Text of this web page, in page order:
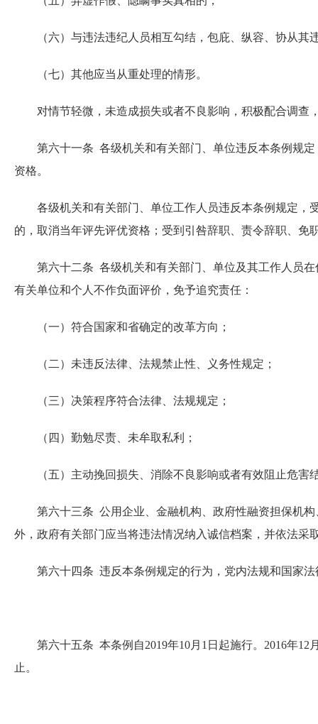
（六）与违法违纪人员相互勾结，包庇、纵容、协从其
（七）其他应当从重处理的情形。
对情节轻微，未造成损失或者不良影响，积极配合调查
第六十一条 各级机关和有关部门、单位违反本条例规定
资格。
各级机关和有关部门、单位工作人员违反本条例规定，
的，取消当年评先评优资格；受到引咎辞职、责令辞职、
第六十二条 各级机关和有关部门、单位及其工作人员在
有关单位和个人不作负面评价，免予追究责任：
（一）符合国家和省确定的改革方向；
（二）未违反法律、法规禁止性、义务性规定；
（三）决策程序符合法律、法规规定；
（四）勤勉尽责、未牟取私利；
（五）主动挽回损失、消除不良影响或者有效阻止危害
第六十三条 公用企业、金融机构、政府性融资担保机构
外，政府有关部门应当将违法情况纳入诚信档案，并依法采
第六十四条 违反本条例规定的行为，党内法规和国家法
第六十五条 本条例自2019年10月1日起施行。2016年12
止。